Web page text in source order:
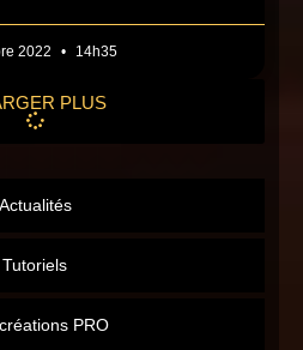
Actualités
Tutoriels
PRO
2022 14h35
PLUS